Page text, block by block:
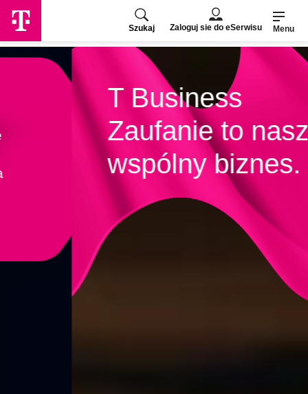
strony
głównej
Szukaj Zaloguj sie do eSerwisu Menu
T Business
Zaufanie to nasz
wspólny biznes.